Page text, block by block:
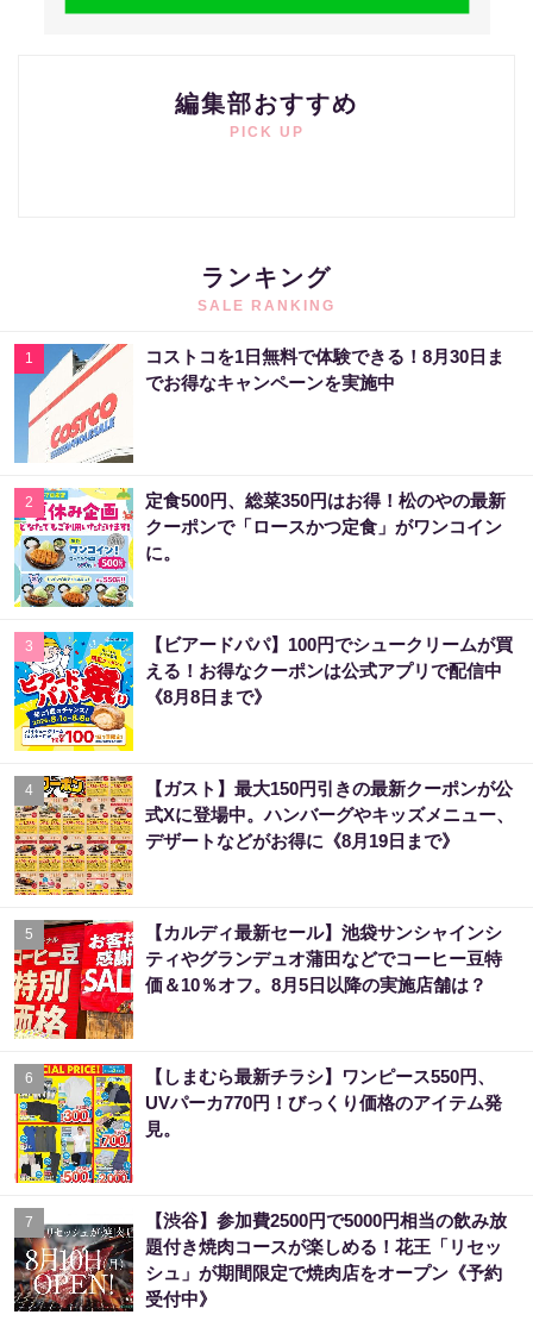
編集部おすすめ
PICK UP
ランキング
SALE RANKING
1
コストコを1日無料で体験できる！8月30日ま
でお得なキャンペーンを実施中
2
定食500円、総菜350円はお得！松のやの最新
クーポンで「ロースかつ定食」がワンコイン
に。
3
【ビアードパパ】100円でシュークリームが買
える！お得なクーポンは公式アプリで配信中
《8月8日まで》
4
【ガスト】最大150円引きの最新クーポンが公
式Xに登場中。ハンバーグやキッズメニュー、
デザートなどがお得に《8月19日まで》
5
【カルディ最新セール】池袋サンシャインシ
ティやグランデュオ蒲田などでコーヒー豆特
価＆10％オフ。8月5日以降の実施店舗は？
6
【しまむら最新チラシ】ワンピース550円、
UVパーカ770円！びっくり価格のアイテム発
見。
7
【渋谷】参加費2500円で5000円相当の飲み放
題付き焼肉コースが楽しめる！花王「リセッ
シュ」が期間限定で焼肉店をオープン《予約
受付中》